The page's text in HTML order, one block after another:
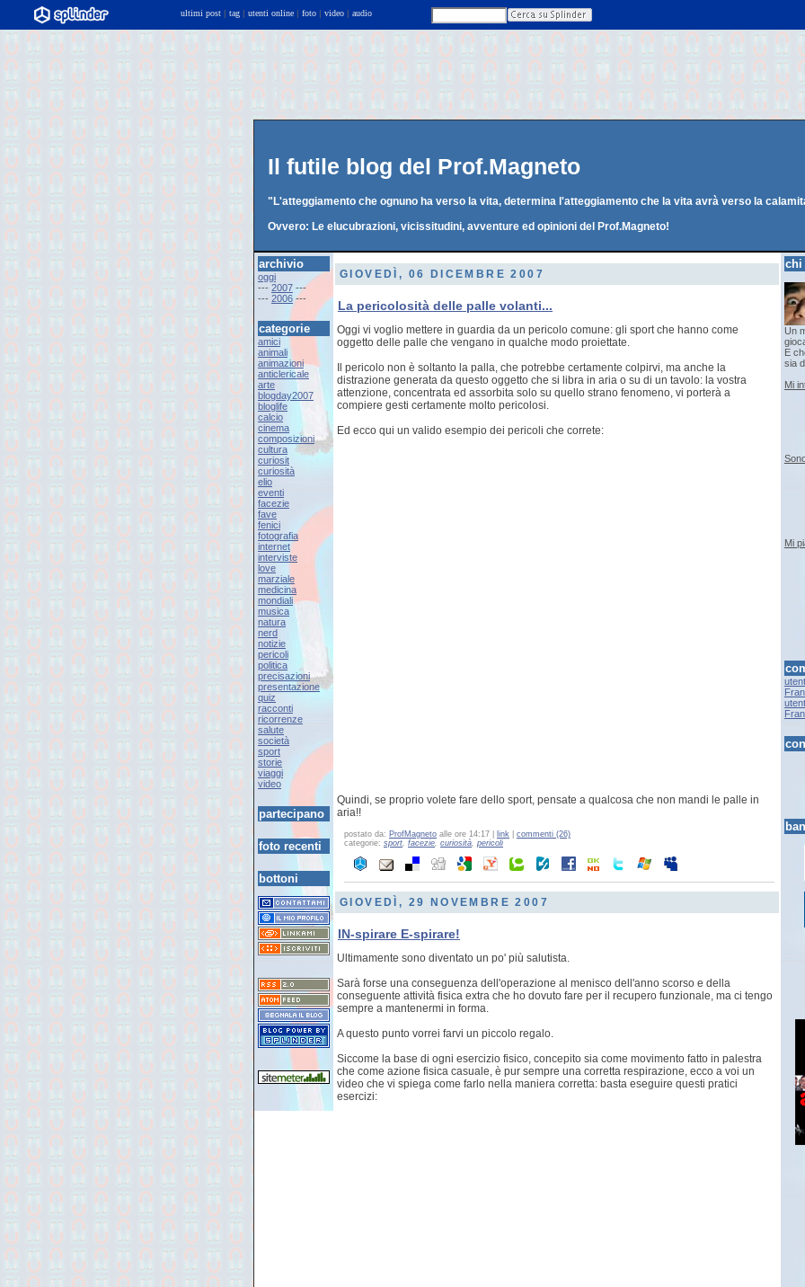
ultimi post | tag | utenti online | foto | video | audio
Il futile blog del Prof.Magneto
"L'atteggiamento che ognuno ha verso la vita, determina l'atteggiamento che la vita avrà verso la
Ovvero: Le elucubrazioni, vicissitudini, avventure ed opinioni del Prof.Magneto!
archivio
oggi
--- 2007 ---
--- 2006 ---
categorie
amici
animali
animazioni
anticlericale
arte
blogday2007
bloglife
calcio
cinema
composizioni
cultura
curiosit
curiosità
elio
eventi
facezie
fave
fenici
fotografia
internet
interviste
love
marziale
medicina
mondiali
musica
natura
nerd
notizie
pericoli
politica
precisazioni
presentazione
quiz
racconti
ricorrenze
salute
società
sport
storie
viaggi
video
partecipano
foto recenti
bottoni
chi
Un
E
sia
Mi
Mi
GIOVEDÌ, 06 DICEMBRE 2007
La pericolosità delle palle volanti...
Oggi vi voglio mettere in guardia da un pericolo comune: gli sport che hanno come
oggetto delle palle che vengano in qualche modo proiettate.
Il pericolo non è soltanto la palla, che potrebbe certamente colpirvi, ma anche la
distrazione generata da questo oggetto che si libra in aria o su di un tavolo: la vostra
attenzione, concentrata ed assorbita solo su quello strano fenomeno, vi porterà a
compiere gesti certamente molto pericolosi.
Ed ecco qui un valido esempio dei pericoli che correte:
Quindi, se proprio volete fare dello sport, pensate a qualcosa che non mandi le palle in
aria!!
postato da: ProfMagneto alle ore 14:17 | link
commenti (26)
categorie: sport facezie curiosità pericoli
GIOVEDÌ, 29 NOVEMBRE 2007
IN-spirare E-spirare!
Ultimamente sono diventato un po' più salutista.
Sarà forse una conseguenza dell'operazione al menisco dell'anno scorso e della
conseguente attività fisica extra che ho dovuto fare per il recupero funzionale, ma ci tengo
sempre a mantenermi in forma.
A questo punto vorrei farvi un piccolo regalo.
Siccome la base di ogni esercizio fisico, concepito sia come movimento fatto in palestra
che come azione fisica casuale, è pur sempre una corretta respirazione, ecco a voi un
video che vi spiega come farlo nella maniera corretta: basta eseguire questi pratici
esercizi: